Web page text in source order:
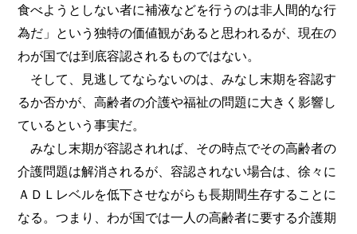
食べようとしない者に補液などを行うのは非人間的な行
為だ」という独特の価値観があると思われるが、現在の
わが国では到底容認されるものではない。
そして、見逃してならないのは、みなし末期を容認す
るか否かが、高齢者の介護や福祉の問題に大きく影響し
ているという事実だ。
みなし末期が容認されれば、その時点でその高齢者の
介護問題は解消されるが、容認されない場合は、徐々に
ＡＤＬレベルを低下させながらも長期間生存することに
なる。つまり、わが国では一人の高齢者に要する介護期